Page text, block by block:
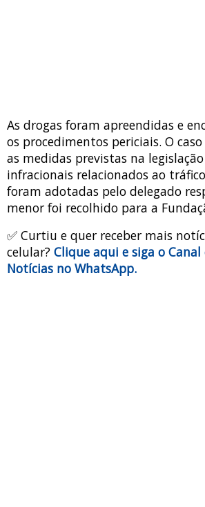
As drogas foram apreendidas e
os procedimentos periciais. O
as medidas previstas na
infracionais relacionados ao
foram adotadas pelo delegado
menor foi recolhido para a
✅ Curtiu e quer receber mais
celular? Clique aqui e siga o Canal
Notícias no WhatsApp.